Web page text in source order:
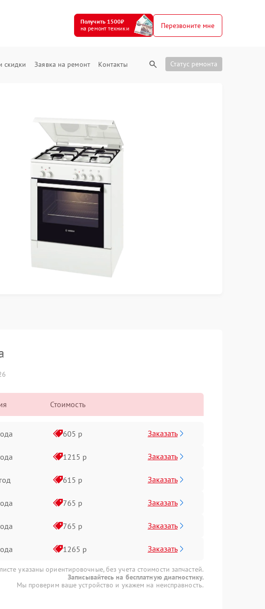
Получить 1500₽
на ремонт техники
Перезвоните мне
скидки Заявка на ремонт Контакты Статус ремонта
Стоимость
605 р Заказать
1215 р Заказать
615 р Заказать
765 р Заказать
765 р Заказать
1265 р Заказать
указаны ориентировочные, без учета стоимости запчастей.
Записывайтесь на бесплатную диагностику.
Мы проверим ваше устройство и укажем на неисправность.